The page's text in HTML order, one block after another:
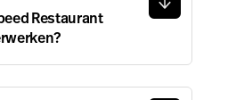
Restaurant